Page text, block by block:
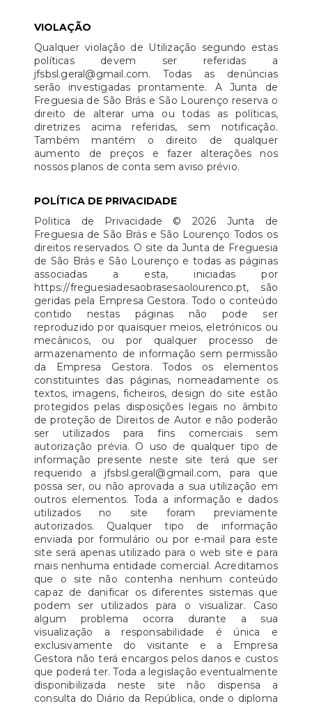
VIOLAÇÃO
Qualquer violação de Utilização segundo estas
políticas devem ser referidas a
jfsbsl.geral@gmail.com. Todas as denúncias
serão investigadas prontamente. A Junta de
Freguesia de São Brás e São Lourenço reserva o
direito de alterar uma ou todas as políticas,
diretrizes acima referidas, sem notificação.
Também mantém o direito de qualquer
aumento de preços e fazer alterações nos
nossos planos de conta sem aviso prévio.
POLÍTICA DE PRIVACIDADE
Politica de Privacidade © 2026 Junta de
Freguesia de São Brás e São Lourenço Todos os
direitos reservados. O site da Junta de Freguesia
de São Brás e São Lourenço e todas as páginas
associadas a esta, iniciadas por
https://freguesiadesaobrasesaolourenco.pt, são
geridas pela Empresa Gestora. Todo o conteúdo
contido nestas páginas não pode ser
reproduzido por quaisquer meios, eletrónicos ou
mecânicos, ou por qualquer processo de
armazenamento de informação sem permissão
da Empresa Gestora. Todos os elementos
constituintes das páginas, nomeadamente os
textos, imagens, ficheiros, design do site estão
protegidos pelas disposições legais no âmbito
de proteção de Direitos de Autor e não poderão
ser utilizados para fins comerciais sem
autorização prévia. O uso de qualquer tipo de
informação presente neste site terá que ser
requerido a jfsbsl.geral@gmail.com, para que
possa ser, ou não aprovada a sua utilização em
outros elementos. Toda a informação e dados
utilizados no site foram previamente
autorizados. Qualquer tipo de informação
enviada por formulário ou por e-mail para este
site será apenas utilizado para o web site e para
mais nenhuma entidade comercial. Acreditamos
que o site não contenha nenhum conteúdo
capaz de danificar os diferentes sistemas que
podem ser utilizados para o visualizar. Caso
algum problema ocorra durante a sua
visualização a responsabilidade é única e
exclusivamente do visitante e a Empresa
Gestora não terá encargos pelos danos e custos
que poderá ter. Toda a legislação eventualmente
disponibilizada neste site não dispensa a
consulta do Diário da República, onde o diploma